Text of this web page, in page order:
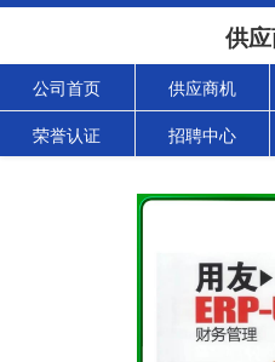
供
公司首页 供应商机
荣誉认证 招聘中心